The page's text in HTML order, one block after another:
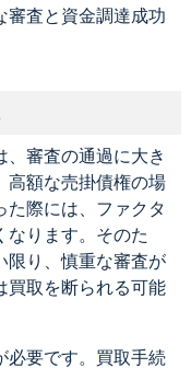
審査と資金調達成功
、審査の通過に大き
高額な売掛債権の場
た際には、ファクタ
なります。そのた
限り、慎重な審査が
買取を断られる可能
必要です。買取手続